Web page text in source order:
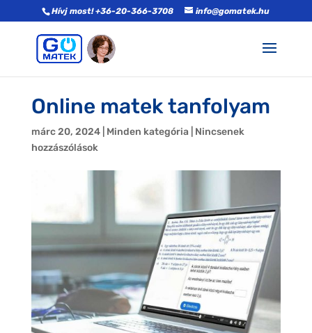
Hívj most! +36-20-366-3708 info@gomatek.hu
Online matek tanfolyam
márc 20, 2024| Minden kategória
Nincsenek
hozzászólások